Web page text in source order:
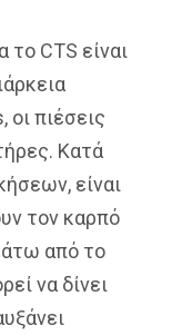
το CTS είναι
πιέσεις
Κατά
είναι
τον καρπό
από το
να δίνει